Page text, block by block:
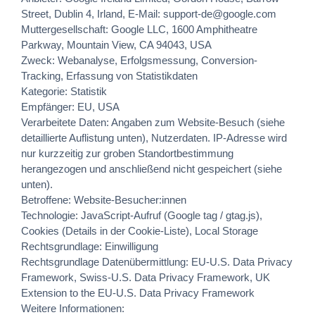
Street, Dublin 4, Irland, E-Mail: support-de@google.com
Muttergesellschaft: Google LLC, 1600 Amphitheatre
Parkway, Mountain View, CA 94043, USA
Zweck: Webanalyse, Erfolgsmessung, Conversion-
Tracking, Erfassung von Statistikdaten
Kategorie: Statistik
Empfänger: EU, USA
Verarbeitete Daten: Angaben zum Website-Besuch (siehe
detaillierte Auflistung unten), Nutzerdaten. IP-Adresse wird
nur kurzzeitig zur groben Standortbestimmung
herangezogen und anschließend nicht gespeichert (siehe
unten).
Betroffene: Website-Besucher:innen
Technologie: JavaScript-Aufruf (Google tag / gtag.js),
Cookies (Details in der Cookie-Liste), Local Storage
Rechtsgrundlage: Einwilligung
Rechtsgrundlage Datenübermittlung: EU-U.S. Data Privacy
Framework, Swiss-U.S. Data Privacy Framework, UK
Extension to the EU-U.S. Data Privacy Framework
Weitere Informationen: